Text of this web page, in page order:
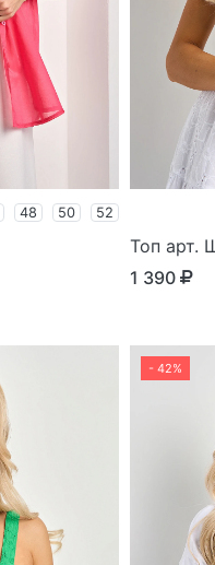
48 50 52
Топ арт.
1 390
- 42%